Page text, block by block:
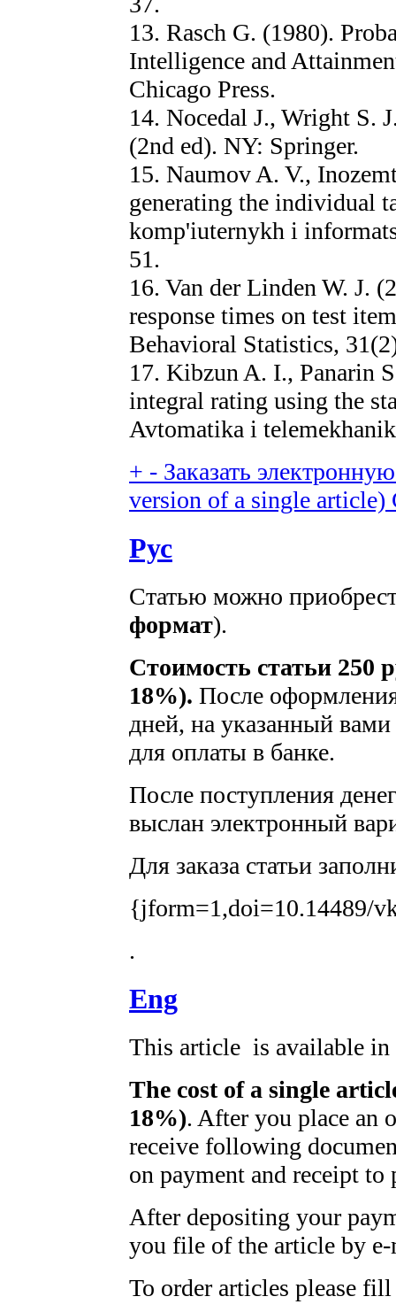
13. Rasch G. (1980).
Intelligence and
Chicago Press.
14. Nocedal J., Wright S.
(2nd ed). NY: Springer.
15. Naumov A. V.,
generating the individual
komp'iuternykh i
51.
16. Van der Linden W. J.
response times on test
Behavioral Statistics,
17. Kibzun A. I., Panarin
integral rating using the
Avtomatika i
+ - Заказать
version of a single article)
Рус
Статью можно
формат).
Стоимость статьи 250
18%). После оформления
дней, на указанный
для оплаты в банке.
После поступления
выслан электронный
Для заказа статьи
{jform=1,doi=10.14489/
.
Eng
This article is available
The cost of a single
18%). After you place an
receive following
on payment and receipt to
After depositing your
you file of the article by
To order articles please